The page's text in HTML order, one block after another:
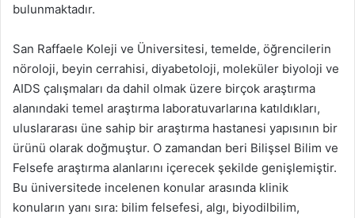
bulunmaktadır.
San Raffaele Koleji ve Üniversitesi, temelde, öğrencilerin
nöroloji, beyin cerrahisi, diyabetoloji, moleküler biyoloji ve
AIDS çalışmaları da dahil olmak üzere birçok araştırma
alanındaki temel araştırma laboratuvarlarına katıldıkları,
uluslararası üne sahip bir araştırma hastanesi yapısının bir
ürünü olarak doğmuştur. O zamandan beri Bilişsel Bilim ve
Felsefe araştırma alanlarını içerecek şekilde genişlemiştir.
Bu üniversitede incelenen konular arasında klinik
konuların yanı sıra: bilim felsefesi, algı, biyodilbilim,